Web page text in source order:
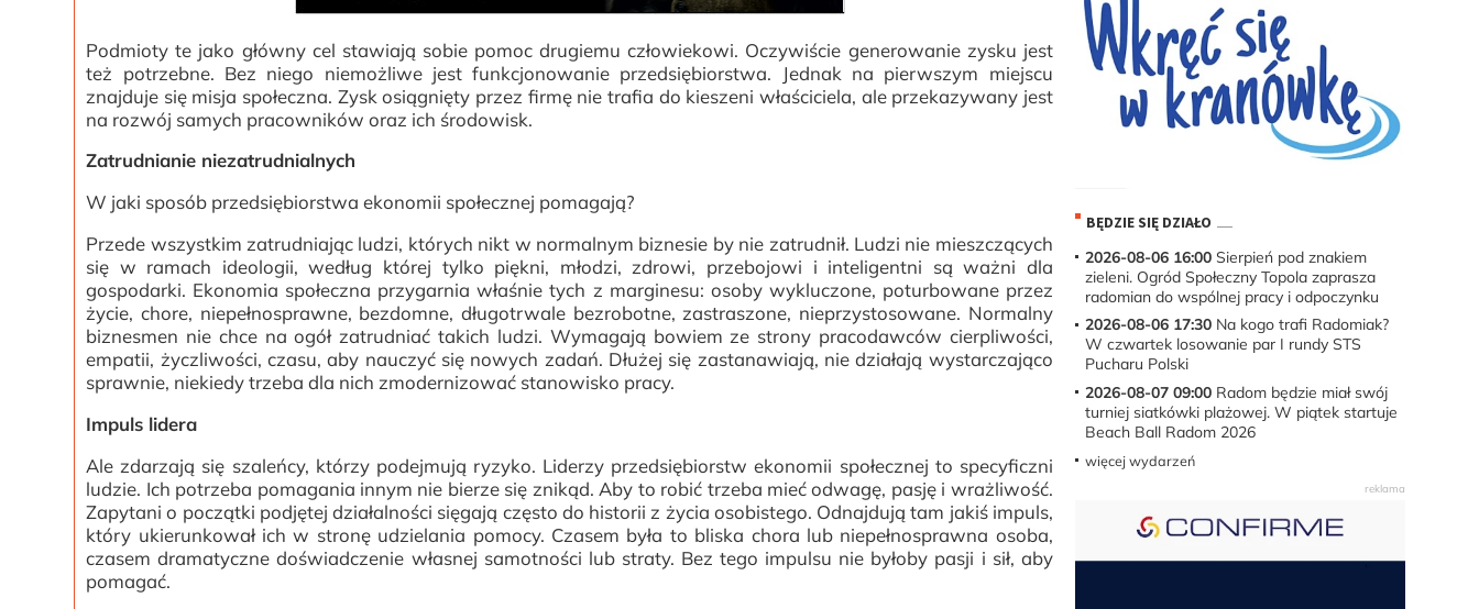
Podmioty te jako główny cel stawiają sobie pomoc drugiemu człowiekowi. Oczywiście generowanie zysku jest
też potrzebne. Bez niego niemożliwe jest funkcjonowanie przedsiębiorstwa. Jednak na pierwszym miejscu
znajduje się misja społeczna. Zysk osiągnięty przez firmę nie trafia do kieszeni właściciela, ale przekazywany jest
na rozwój samych pracowników oraz ich środowisk.
Zatrudnianie niezatrudnialnych
W jaki sposób przedsiębiorstwa ekonomii społecznej pomagają?
Przede wszystkim zatrudniając ludzi, których nikt w normalnym biznesie by nie zatrudnił. Ludzi nie mieszczących
się w ramach ideologii, według której tylko piękni, młodzi, zdrowi, przebojowi i inteligentni są ważni dla
gospodarki. Ekonomia społeczna przygarnia właśnie tych z marginesu: osoby wykluczone, poturbowane przez
życie, chore, niepełnosprawne, bezdomne, długotrwale bezrobotne, zastraszone, nieprzystosowane. Normalny
biznesmen nie chce na ogół zatrudniać takich ludzi. Wymagają bowiem ze strony pracodawców cierpliwości,
empatii, życzliwości, czasu, aby nauczyć się nowych zadań. Dłużej się zastanawiają, nie działają wystarczająco
sprawnie, niekiedy trzeba dla nich zmodernizować stanowisko pracy.
Impuls lidera
Ale zdarzają się szaleńcy, którzy podejmują ryzyko. Liderzy przedsiębiorstw ekonomii społecznej to specyficzni
ludzie. Ich potrzeba pomagania innym nie bierze się znikąd. Aby to robić trzeba mieć odwagę, pasję i wrażliwość.
Zapytani o początki podjętej działalności sięgają często do historii z życia osobistego. Odnajdują tam jakiś impuls,
który ukierunkował ich w stronę udzielania pomocy. Czasem była to bliska chora lub niepełnosprawna osoba,
czasem dramatyczne doświadczenie własnej samotności lub straty. Bez tego impulsu nie byłoby pasji i sił, aby
pomagać.
BĘDZIE SIĘ DZIAŁO
2026-08-06 16:00Sierpień pod znakiem
zieleni. Ogród Społeczny Topola zaprasza
radomian do wspólnej pracy i odpoczynku
2026-08-06 17:30Na kogo trafi Radomiak?
W czwartek losowanie par I rundy STS
Pucharu Polski
2026-08-07 09:00Radom będzie miał swój
turniej siatkówki plażowej. W piątek startuje
Beach Ball Radom 2026
więcej wydarzeń